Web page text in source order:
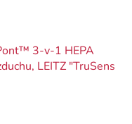
3-v-1 HEPA
LEITZ "TruSens